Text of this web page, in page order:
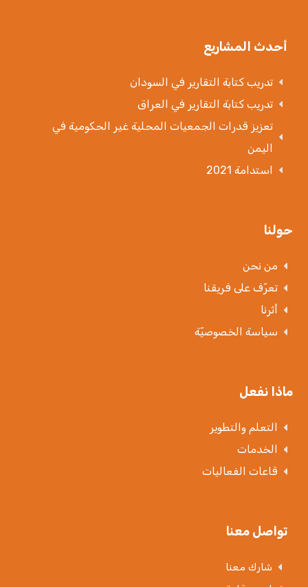
أحدث المشاريع
تدريب كتابة التقارير في السودان
تدريب كتابة التقارير في العراق
تعزيز قدرات الجمعيات المحلية غير الحكومية في
اليمن
استدامة 2021
حولنا
من نحن
تعرّف على فريقنا
أثرنا
سياسة الخصوصيّة
ماذا نفعل
التعلم والتطوير
الخدمات
قاعات الفعاليات
تواصل معنا
شارك معنا